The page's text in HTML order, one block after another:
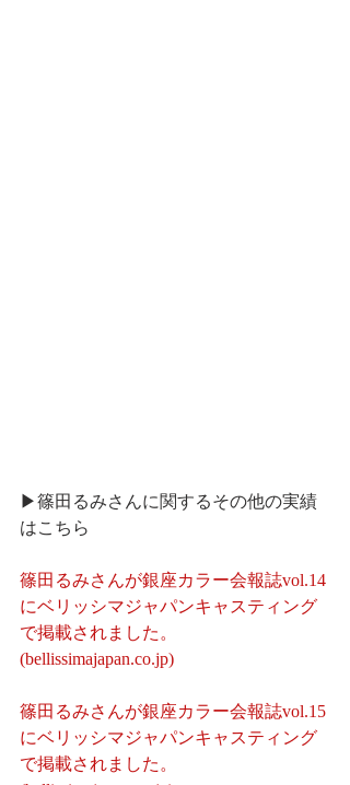
▶篠田るみさんに関するその他の実績
はこちら
篠田るみさんが銀座カラー会報誌vol.14
にベリッシマジャパンキャスティング
で掲載されました。
(bellissimajapan.co.jp)
篠田るみさんが銀座カラー会報誌vol.15
にベリッシマジャパンキャスティング
で掲載されました。